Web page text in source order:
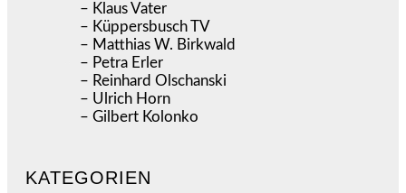
– Klaus Vater
– Küppersbusch TV
– Matthias W. Birkwald
– Petra Erler
– Reinhard Olschanski
– Ulrich Horn
– Gilbert Kolonko
KATEGORIEN